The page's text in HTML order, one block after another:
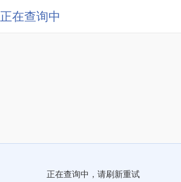
正在查询中
正在查询中，请刷新重试